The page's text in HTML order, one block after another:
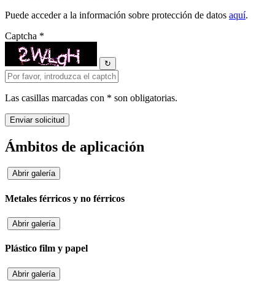
Puede acceder a la información sobre protección de datos aquí.
Captcha *
↻
Las casillas marcadas con * son obligatorias.
Ámbitos de aplicación
Abrir galería
Metales férricos y no férricos
Abrir galería
Plástico film y papel
Abrir galería